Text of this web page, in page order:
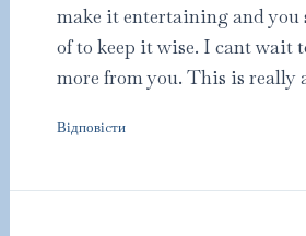
make it entertaining and you
of to keep it wise. I cant wait
more from you. This is really
Відповіcти